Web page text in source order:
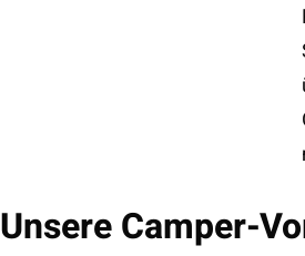
Unsere Camper-